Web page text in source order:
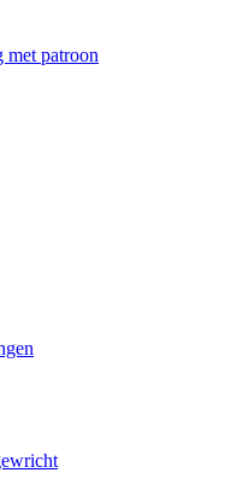
met patroon